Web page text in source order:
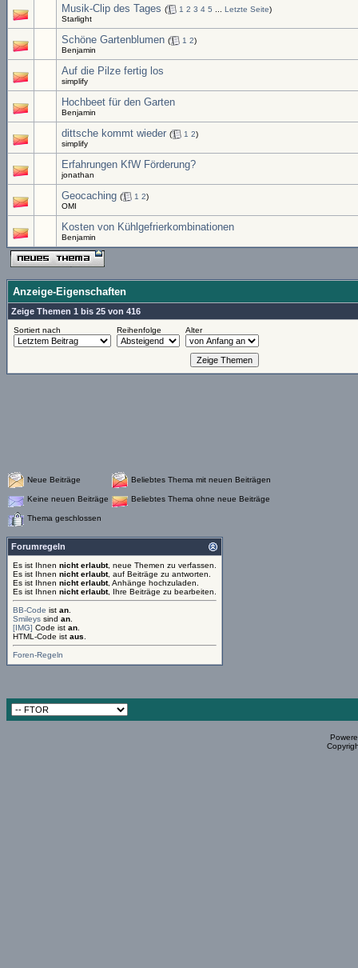
Musik-Clip des Tages ( 1 2 3 4 5 Letzte Seite)
Starlight
Schöne Gartenblumen ( 1 2)
Benjamin
Auf die Pilze fertig los
simplify
Hochbeet für den Garten
Benjamin
dittsche kommt wieder ( 1 2)
simplify
Erfahrungen KfW Förderung?
jonathan
Geocaching ( 1 2)
OMI
Kosten von Kühlgefrierkombinationen
Benjamin
Anzeige-Eigenschaften
Zeige Themen 1 bis 25 von 416
Sortiert nach Reihenfolge Alter
Neue Beiträge Beliebtes Thema mit neuen Beiträgen
Keine neuen Beiträge Beliebtes Thema ohne neue Beiträge
Thema geschlossen
Forumregeln
Es ist Ihnen nicht erlaubt, neue Themen zu verfassen.
Es ist Ihnen nicht erlaubt, auf Beiträge zu antworten.
Es ist Ihnen nicht erlaubt, Anhänge hochzuladen.
Es ist Ihnen nicht erlaubt, Ihre Beiträge zu bearbeiten.
BB-Code ist an
Smileys sind an
[IMG] Code ist an
HTML-Code ist aus
Foren-Regeln